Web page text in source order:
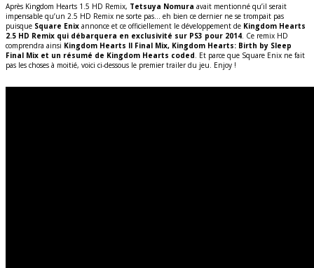
Après Kingdom Hearts 1.5 HD Remix, Tetsuya Nomura avait mentionné qu’il serait
impensable qu’un 2.5 HD Remix ne sorte pas… eh bien ce dernier ne se trompait pas
puisque Square Enix annonce et ce officiellement le développement de Kingdom Hearts
2.5 HD Remix qui débarquera en exclusivité sur PS3 pour 2014. Ce remix HD
comprendra ainsi Kingdom Hearts II Final Mix, Kingdom Hearts: Birth by Sleep
Final Mix et un résumé de Kingdom Hearts coded. Et parce que Square Enix ne fait
pas les choses à moitié, voici ci-dessous le premier trailer du jeu. Enjoy !